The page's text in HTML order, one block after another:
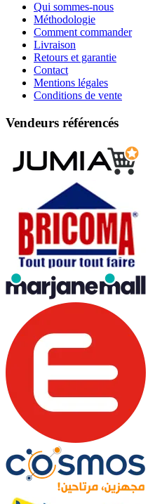
Qui sommes-nous
Méthodologie
Comment commander
Livraison
Retours et garantie
Contact
Mentions légales
Conditions de vente
Vendeurs référencés